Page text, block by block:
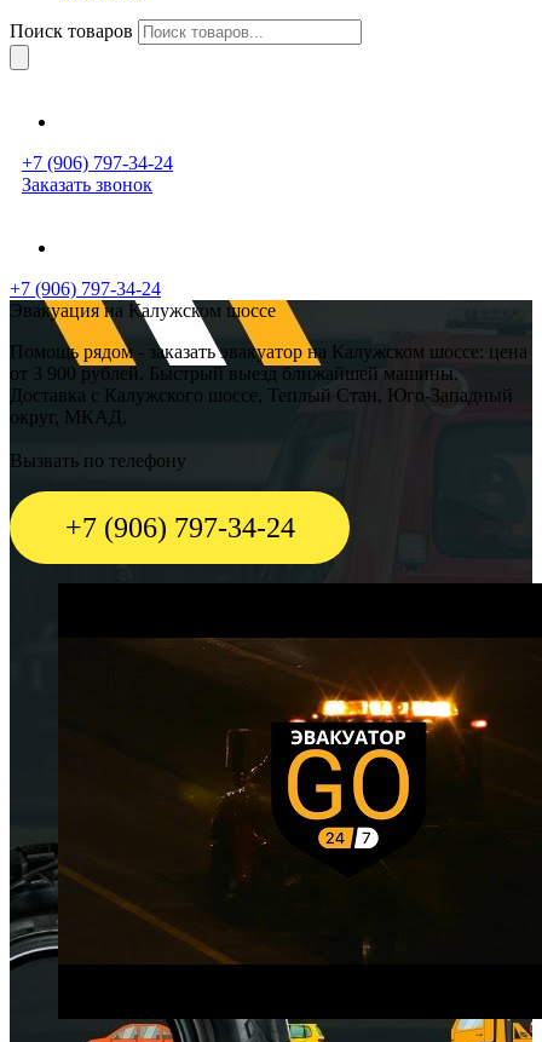
Поиск товаров
+7 (906) 797-34-24
Заказать звонок
+7 (906) 797-34-24
Эвакуация на Калужском шоссе
Помощь рядом - заказать эвакуатор на Калужском шоссе: цена
от 3 900 рублей. Быстрый выезд ближайшей машины.
Доставка с Калужского шоссе, Теплый Стан, Юго-Западный
округ, МКАД.
Вызвать по телефону
+7 (906) 797-34-24